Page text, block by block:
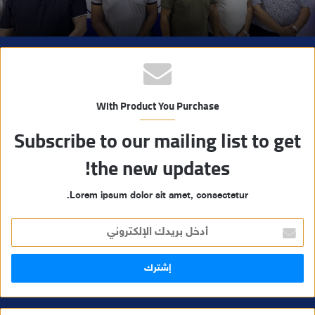
With Product You Purchase
Subscribe to our mailing list to get
the new updates!
Lorem ipsum dolor sit amet, consectetur.
خ
ل
ر